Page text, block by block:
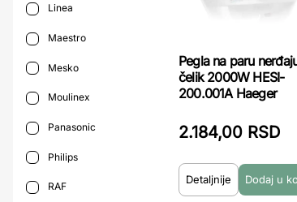
Linea
Maestro
Mesko
Moulinex
Panasonic
Philips
RAF
Pegla na paru
čelik 2000W HESI-
200.001A Haeger
2.184,00 RSD
Detaljnije